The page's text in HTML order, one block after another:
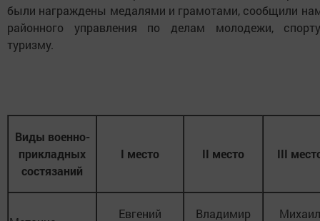
были награждены медалями и грамотами, сообщили
районного управления по делам молодежи,
туризму.
Виды военно-
прикладных
состязаний
I место II место III
Евгений
Владимир
Михаил